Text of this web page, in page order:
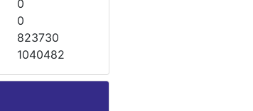
0
0
823730
1040482